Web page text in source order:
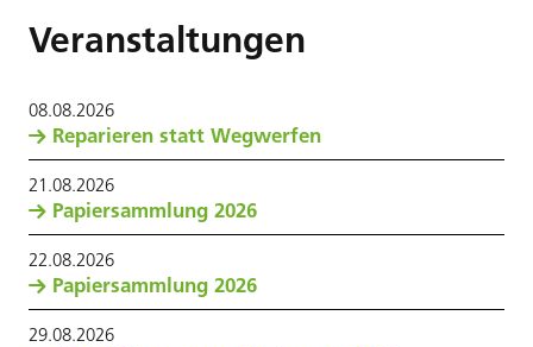
Veranstaltungen
08.08.2026
Reparieren statt Wegwerfen
21.08.2026
Papiersammlung 2026
22.08.2026
Papiersammlung 2026
29.08.2026